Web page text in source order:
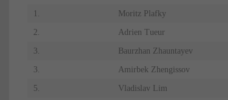
Moritz Plafky
2. Adrien Tueur
3. Baurzhan Zhauntayev
3. Amirbek Zhengissov
5. Vladislav Lim